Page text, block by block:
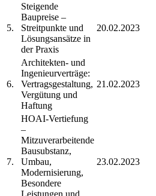
5.
Steigende
Baupreise –
Streitpunkte und
Lösungsansätze in
der Praxis
20.02.2023
6.
Architekten- und
Ingenieurverträge:
Vertragsgestaltung,
Vergütung und
Haftung
21.02.2023
7.
HOAI-Vertiefung
–
Mitzuverarbeitende
Bausubstanz,
Umbau,
Modernisierung,
Besondere
Leistungen und
23.02.2023